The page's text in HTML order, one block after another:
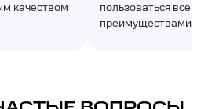
качеством
пользоваться всеми
преимуществами.